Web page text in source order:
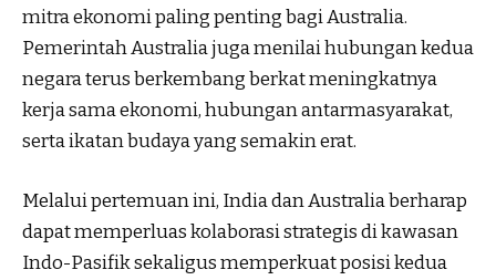
mitra ekonomi paling penting bagi Australia.
Pemerintah Australia juga menilai hubungan kedua
negara terus berkembang berkat meningkatnya
kerja sama ekonomi, hubungan antarmasyarakat,
serta ikatan budaya yang semakin erat.
Melalui pertemuan ini, India dan Australia berharap
dapat memperluas kolaborasi strategis di kawasan
Indo-Pasifik sekaligus memperkuat posisi kedua